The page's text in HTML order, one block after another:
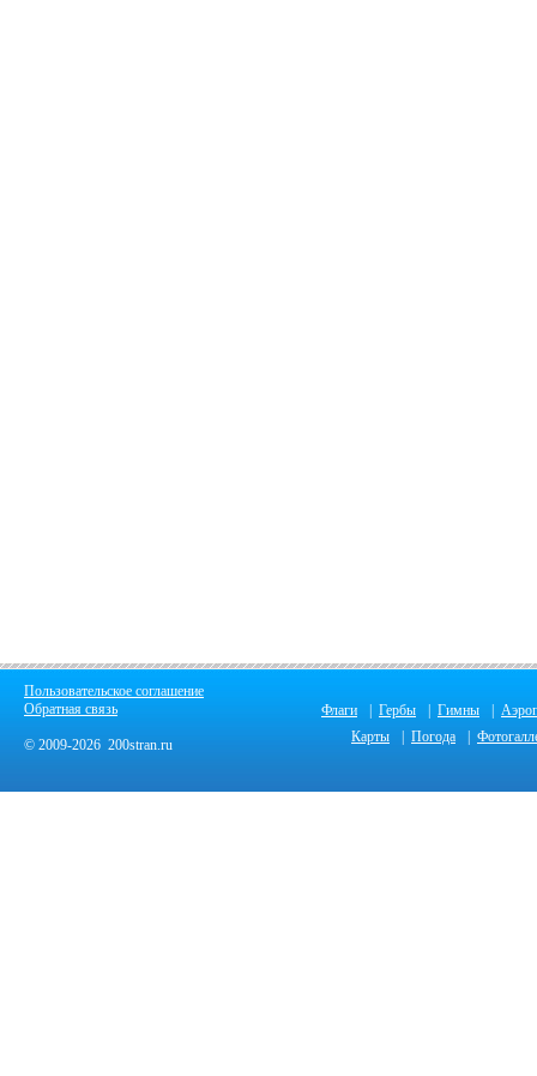
Пользовательское соглашение
Обратная связь
© 2009-2026 200stran.ru
Флаги Гербы Гимны
Карты
Погода